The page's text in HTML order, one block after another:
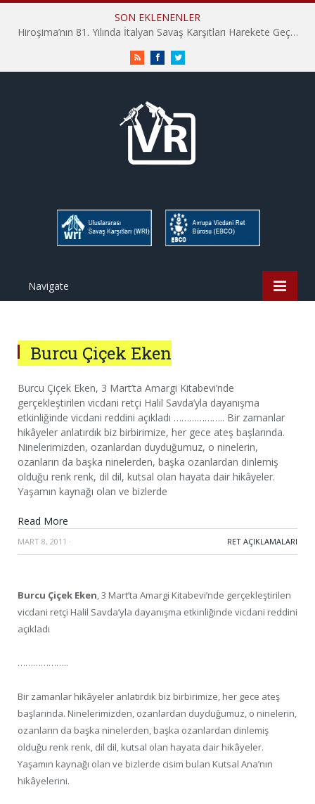
SON EKLENENLER
Hiroşima’nın 81. Yılında İtalyan Savaş Karşıtları Harekete Geçti: “Hatırlamak yeterli değil”
RSS FacebookTwitter
Navigate
Burcu Çiçek Eken
Burcu Çiçek Eken, 3 Mart’ta Amargi Kitabevi’nde
gerçekleştirilen vicdani retçi Halil Savda’yla dayanışma
etkinliğinde vicdani reddini açıkladı ……………….. Bir zamanlar
hikâyeler anlatırdık biz birbirimize, her gece ateş başlarında.
Ninelerimizden, ozanlardan duyduğumuz, o ninelerin,
ozanların da başka ninelerden, başka ozanlardan dinlemiş
olduğu renk renk, dil dil, kutsal olan hayata dair hikâyeler.
Yaşamın kaynağı olan ve bizlerde
Read More
MART 8, 2011 · RET AÇIKLAMALARI
Burcu Çiçek Eken, 3 Mart’ta Amargi Kitabevi’nde gerçekleştirilen
vicdani retçi Halil Savda’yla dayanışma etkinliğinde vicdani reddini
açıkladı
………………..
Bir zamanlar hikâyeler anlatırdık biz birbirimize, her gece ateş
başlarında. Ninelerimizden, ozanlardan duyduğumuz, o ninelerin,
ozanların da başka ninelerden, başka ozanlardan dinlemiş
olduğu renk renk, dil dil, kutsal olan hayata dair hikâyeler.
Yaşamın kaynağı olan ve bizlerde cisim bulan Kutsal Ana’nın
hikâyelerini.